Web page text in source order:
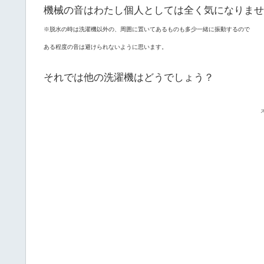
機械の音はわたし個人としては全く気になりませ
※脱水の時は洗濯機以外の、周囲に置いてあるものも多少一緒に振動するので
ある程度の音は避けられないように思います。
それでは他の洗濯機はどうでしょう？